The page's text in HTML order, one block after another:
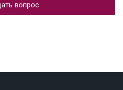
вопрос